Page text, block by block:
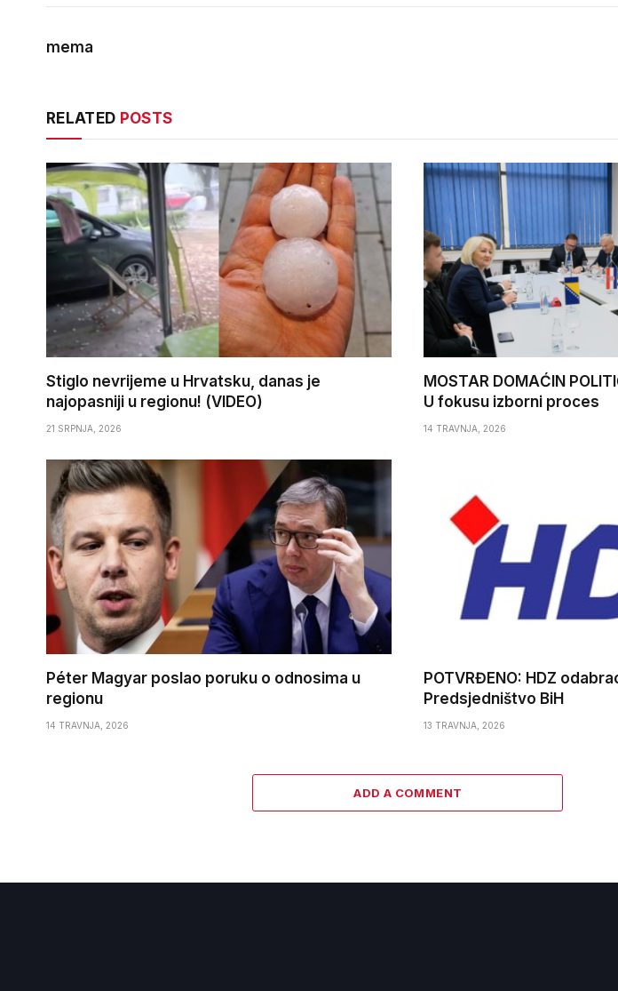
mema
RELATED POSTS
Stiglo nevrijeme u Hrvatsku, danas je
najopasniji u regionu! (VIDEO)
21 SRPNJA, 2026
MOSTAR DOMAĆIN
U fokusu izborni proces
14 TRAVNJA, 2026
Péter Magyar poslao poruku o odnosima u
regionu
14 TRAVNJA, 2026
POTVRĐENO: HDZ
Predsjedništvo BiH
13 TRAVNJA, 2026
ADD A COMMENT